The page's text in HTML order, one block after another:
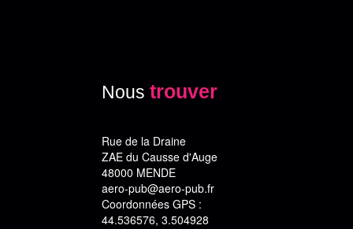
Nous trouver
Rue de la Draine
ZAE du Causse d'Auge
48000 MENDE
aero-pub@aero-pub.fr
Coordonnées GPS :
44.536576, 3.504928